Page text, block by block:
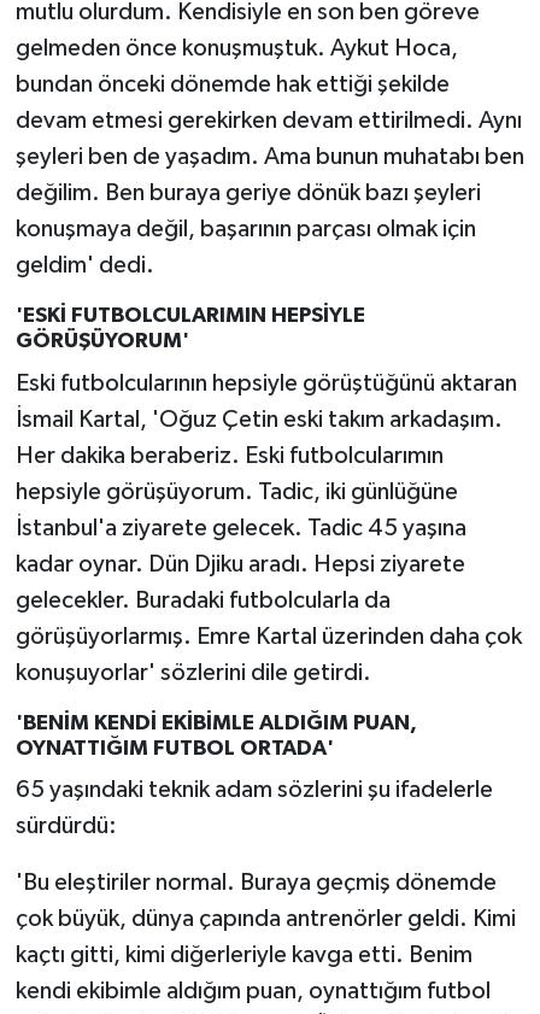
mutlu olurdum. Kendisiyle en son ben göreve
gelmeden önce konuşmuştuk. Aykut Hoca,
bundan önceki dönemde hak ettiği şekilde
devam etmesi gerekirken devam ettirilmedi. Aynı
şeyleri ben de yaşadım. Ama bunun muhatabı ben
değilim. Ben buraya geriye dönük bazı şeyleri
konuşmaya değil, başarının parçası olmak için
geldim' dedi.
'ESKİ FUTBOLCULARIMIN HEPSİYLE
GÖRÜŞÜYORUM'
Eski futbolcularının hepsiyle görüştüğünü aktaran
İsmail Kartal, 'Oğuz Çetin eski takım arkadaşım.
Her dakika beraberiz. Eski futbolcularımın
hepsiyle görüşüyorum. Tadic, iki günlüğüne
İstanbul'a ziyarete gelecek. Tadic 45 yaşına
kadar oynar. Dün Djiku aradı. Hepsi ziyarete
gelecekler. Buradaki futbolcularla da
görüşüyorlarmış. Emre Kartal üzerinden daha çok
konuşuyorlar' sözlerini dile getirdi.
'BENİM KENDİ EKİBİMLE ALDIĞIM PUAN,
OYNATTIĞIM FUTBOL ORTADA'
65 yaşındaki teknik adam sözlerini şu ifadelerle
sürdürdü:
'Bu eleştiriler normal. Buraya geçmiş dönemde
çok büyük, dünya çapında antrenörler geldi. Kimi
kaçtı gitti, kimi diğerleriyle kavga etti. Benim
kendi ekibimle aldığım puan, oynattığım futbol